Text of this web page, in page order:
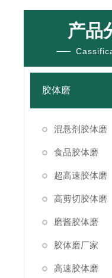
产品
胶体磨
混悬剂胶体磨
食品胶体磨
超高速胶体磨
高剪切胶体磨
磨酱胶体磨
胶体磨厂家
高速胶体磨